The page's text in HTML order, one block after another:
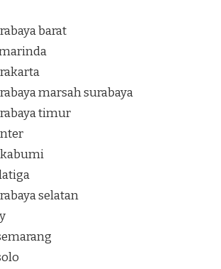
barat
marsah surabaya
timur
selatan